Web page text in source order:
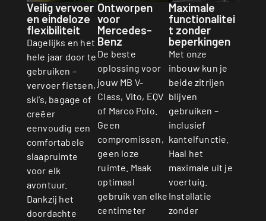
Veilig vervoer
en eindeloze
flexibiliteit
Dagelijks en het
hele jaar door te
gebruiken –
vervoer fietsen,
ski’s, bagage of
creëer
eenvoudig een
comfortabele
slaapruimte
voor elk
avontuur.
Dankzij het
doordachte
Ontworpen
voor
Mercedes-
Benz
De beste
oplossing voor
jouw MB V-
Class, Vito, EQV
of Marco Polo.
Geen
compromissen,
geen loze
ruimte. Maak
optimaal
gebruik van elke
centimeter
Maximale
functionalitei
t zonder
beperkingen
Met onze
inbouw kun je
beide zitrijen
blijven
gebruiken –
inclusief
kantelfunctie.
Haal het
maximale uit je
voertuig.
Installatie
zonder